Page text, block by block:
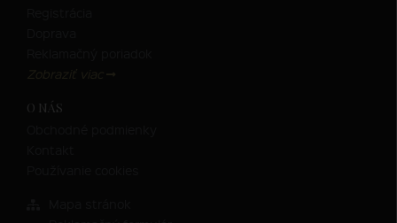
O NÁS